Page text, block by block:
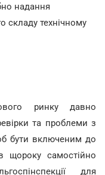
надання
складу технічному
ринку давно
та проблеми з
бути включеним до
щороку самостійно
для